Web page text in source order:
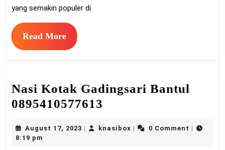
yang semakin populer di
Read MoreRead
More
Nasi Kotak Gadingsari Bantul
0895410577613
Gadingsari
August 17, 2023 August
| knasiboxknasibox
| 0 Comment |
8:19 pm